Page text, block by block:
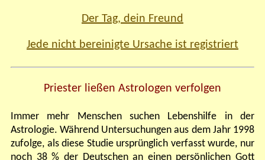
Der Tag, dein Freund
Jede nicht bereinigte Ursache ist registriert
Priester ließen Astrologen verfolgen
Immer mehr Menschen suchen Lebenshilfe in der
Astrologie. Während Untersuchungen aus dem Jahr 1998
zufolge, als diese Studie ursprünglich verfasst wurde, nur
noch 38 % der Deutschen an einen persönlichen Gott